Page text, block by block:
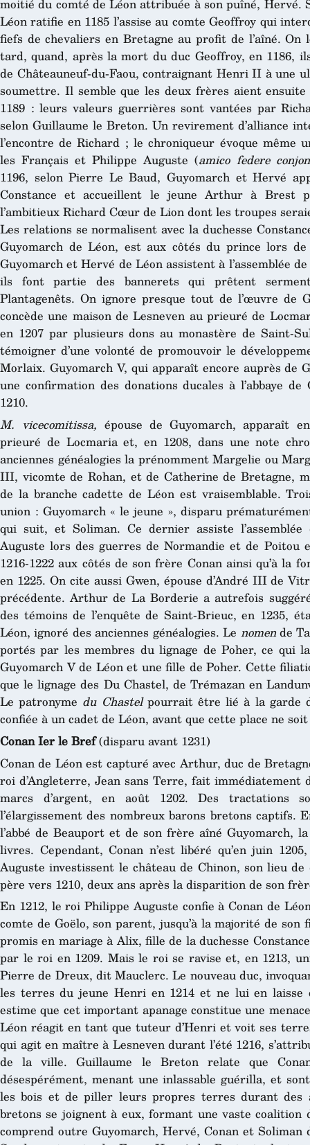
moitié du comté de Léon attribuée à son puîné, Hervé.
Léon ratifie en 1185 l’assise au comte Geoffroy qui
fiefs de chevaliers en Bretagne au profit de l’aîné.
tard, quand, après la mort du duc Geoffroy, en 1186,
de Châteauneuf-du-Faou, contraignant Henri II à une
soumettre. Il semble que les deux frères aient
1189 : leurs valeurs guerrières sont vantées par
selon Guillaume le Breton. Un revirement d’alliance
l’encontre de Richard ; le chroniqueur évoque même
les Français et Philippe Auguste (amico federe
1196, selon Pierre Le Baud, Guyomarch et Hervé
Constance et accueillent le jeune Arthur à Brest
l’ambitieux Richard Cœur de Lion dont les troupes
Les relations se normalisent avec la duchesse
Guyomarch de Léon, est aux côtés du prince lors
Guyomarch et Hervé de Léon assistent à l’assemblée
ils font partie des bannerets qui prêtent
Plantagenêts. On ignore presque tout de l’œuvre de
concède une maison de Lesneven au prieuré de
en 1207 par plusieurs dons au monastère de Saint-
témoigner d’une volonté de promouvoir le
Morlaix. Guyomarch V, qui apparaît encore auprès de
une confirmation des donations ducales à l’abbaye
1210.
M. vicecomitissa, épouse de Guyomarch, apparaît
prieuré de Locmaria et, en 1208, dans une note
anciennes généalogies la prénomment Margelie ou
III, vicomte de Rohan, et de Catherine de Bretagne,
de la branche cadette de Léon est vraisemblable.
union : Guyomarch « le jeune », disparu
qui suit, et Soliman. Ce dernier assiste
Auguste lors des guerres de Normandie et de Poitou
1216-1222 aux côtés de son frère Conan ainsi qu’à la
en 1225. On cite aussi Gwen, épouse d’André III de
précédente. Arthur de La Borderie a autrefois
des témoins de l’enquête de Saint-Brieuc, en 1235,
Léon, ignoré des anciennes généalogies. Le nomende
portés par les membres du lignage de Poher, ce qui
Guyomarch V de Léon et une fille de Poher. Cette
que le lignage des Du Chastel, de Trémazan en
Le patronyme du Chastelpourrait être lié à la garde
confiée à un cadet de Léon, avant que cette place ne
Conan Ier le Bref(disparu avant 1231)
Conan de Léon est capturé avec Arthur, duc de
roi d’Angleterre, Jean sans Terre, fait immédiatement
marcs d’argent, en août 1202. Des tractations
l’élargissement des nombreux barons bretons captifs.
l’abbé de Beauport et de son frère aîné Guyomarch,
livres. Cependant, Conan n’est libéré qu’en juin
Auguste investissent le château de Chinon, son lieu
père vers 1210, deux ans après la disparition de son
En 1212, le roi Philippe Auguste confie à Conan de
comte de Goëlo, son parent, jusqu’à la majorité de
promis en mariage à Alix, fille de la duchesse
par le roi en 1209. Mais le roi se ravise et, en 1213,
Pierre de Dreux, dit Mauclerc. Le nouveau duc,
les terres du jeune Henri en 1214 et ne lui en laisse
estime que cet important apanage constitue une
Léon réagit en tant que tuteur d’Henri et voit ses
qui agit en maître à Lesneven durant l’été 1216,
de la ville. Guillaume le Breton relate que
désespérément, menant une inlassable guérilla, et
les bois et de piller leurs propres terres durant des
bretons se joignent à eux, formant une vaste coalition
comprend outre Guyomarch, Hervé, Conan et